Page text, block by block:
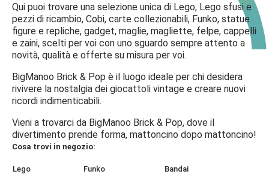
Qui puoi trovare una selezione unica di Lego, Lego sfusi e
pezzi di ricambio, Cobi, carte collezionabili, Funko, statue
figure e repliche, gadget, maglie, magliette, felpe, cappelli
e zaini, scelti per voi con uno sguardo sempre attento a
novità, qualità e offerte su misura per voi.
BigManoo Brick & Pop è il luogo ideale per chi desidera
rivivere la nostalgia dei giocattoli vintage e creare nuovi
ricordi indimenticabili.
Vieni a trovarci da BigManoo Brick & Pop, dove il
divertimento prende forma, mattoncino dopo mattoncino!
Cosa trovi in negozio:
Lego
Funko
Bandai